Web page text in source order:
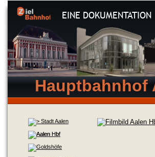
EINE DOKUMENTATION
Hauptbahnhof